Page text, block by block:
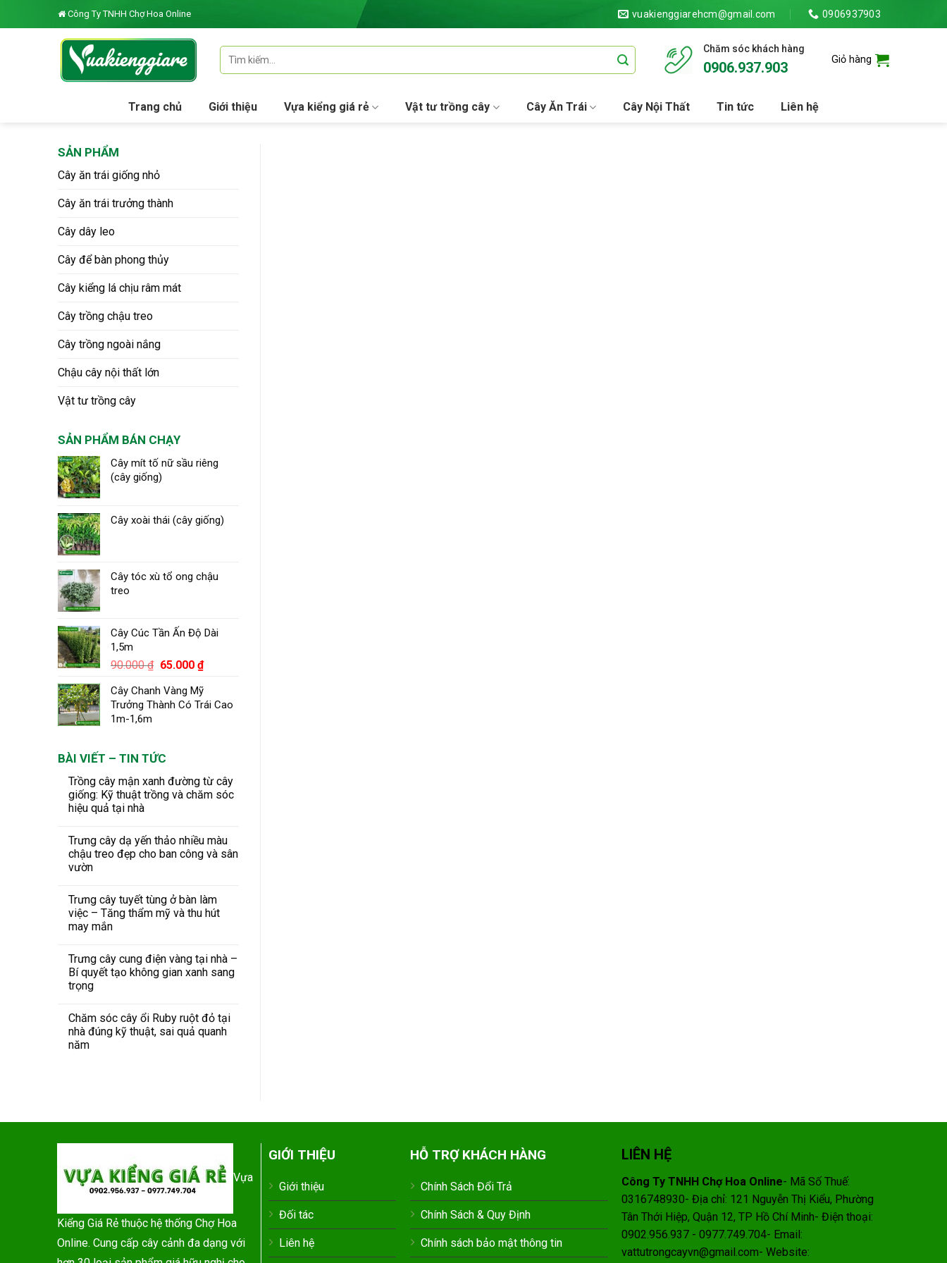
to
Công Ty TNHH Chợ Hoa Online vuakienggiarehcm@gmail.com 0906937903
Tìm
kiếm:
Chăm sóc khách hàng
0906.937.903 Giỏ hàng
Trang chủ Giới thiệu Vựa kiểng giá rẻ Vật tư trồng cây Cây Ăn Trái Cây Nội Thất Tin tức Liên hệ
SẢN PHẨM
Cây ăn trái giống nhỏ
Cây ăn trái trưởng thành
Cây dây leo
Cây để bàn phong thủy
Cây kiểng lá chịu râm mát
Cây trồng chậu treo
Cây trồng ngoài nắng
Chậu cây nội thất lớn
Vật tư trồng cây
SẢN PHẨM BÁN CHẠY
Cây mít tố nữ sầu riêng
(cây giống)
Cây xoài thái (cây giống)
Cây tóc xù tổ ong chậu
treo
Cây Cúc Tần Ấn Độ Dài
1,5m
90.000₫ Giá
là:
90.000 ₫.
65.000 ₫Giá
tại
là:
Cây Chanh Vàng Mỹ
Trưởng Thành Có Trái Cao
1m-1,6m
BÀI VIẾT – TIN TỨC
Trồng cây mận xanh đường từ cây
giống: Kỹ thuật trồng và chăm sóc
hiệu quả tại nhà
Trưng cây dạ yến thảo nhiều màu
chậu treo đẹp cho ban công và sân
vườn
Trưng cây tuyết tùng ở bàn làm
việc – Tăng thẩm mỹ và thu hút
may mắn
Trưng cây cung điện vàng tại nhà –
Bí quyết tạo không gian xanh sang
trọng
Chăm sóc cây ổi Ruby ruột đỏ tại
nhà đúng kỹ thuật, sai quả quanh
năm
Vựa
Kiểng Giá Rẻ thuộc hệ thống Chợ Hoa
Online. Cung cấp cây cảnh đa dạng với
GIỚI THIỆU
Giới thiệu
Đối tác
Liên hệ
HỖ TRỢ KHÁCH HÀNG
Chính Sách Đổi Trả
Chính Sách & Quy Định
Chính sách bảo mật thông tin
LIÊN HỆ
Công Ty TNHH Chợ Hoa Online- Mã Số Thuế:
0316748930- Địa chỉ: 121 Nguyễn Thị Kiểu, Phường
Tân Thới Hiệp, Quận 12, TP Hồ Chí Minh- Điện thoại:
0902.956.937 - 0977.749.704- Email:
vattutrongcayvn@gmail.com- Website: